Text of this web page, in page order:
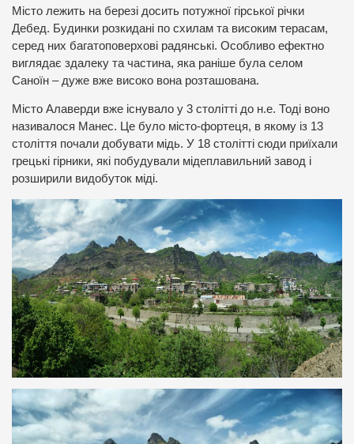
Місто лежить на березі досить потужної гірської річки
Дебед. Будинки розкидані по схилам та високим терасам,
серед них багатоповерхові радянські. Особливо ефектно
виглядає здалеку та частина, яка раніше була селом
Саноїн – дуже вже високо вона розташована.
Місто Алаверди вже існувало у 3 столітті до н.е. Тоді воно
називалося Манес. Це було місто-фортеця, в якому із 13
століття почали добувати мідь. У 18 столітті сюди приїхали
грецькі гірники, які побудували мідеплавильний завод і
розширили видобуток міді.